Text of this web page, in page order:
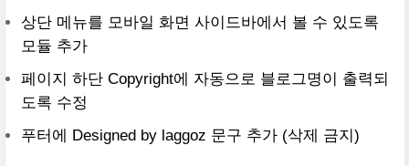
상단 메뉴를 모바일 화면 사이드바에서 볼 수 있도록
모듈 추가
페이지 하단 Copyright에 자동으로 블로그명이 출력되
도록 수정
푸터에 Designed by laggoz 문구 추가 (삭제 금지)